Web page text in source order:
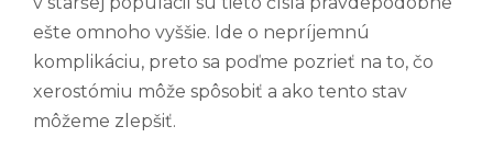
ešte omnoho vyššie. Ide o nepríjemnú
komplikáciu, preto sa poďme pozrieť na to, čo
xerostómiu môže spôsobiť a ako tento stav
môžeme zlepšiť.